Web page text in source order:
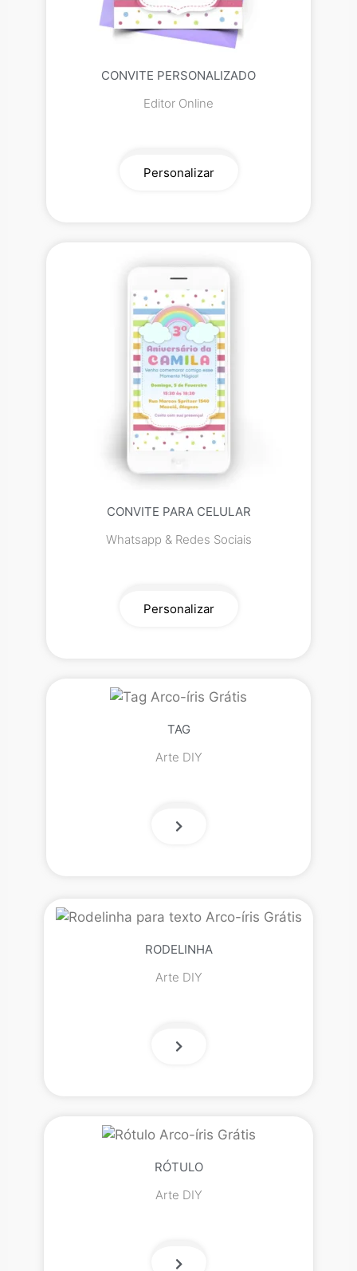
CONVITE PERSONALIZADO
Editor Online
Personalizar
CONVITE PARA CELULAR
Whatsapp & Redes Sociais
Personalizar
TAG
Arte DIY
RODELINHA
Arte DIY
RÓTULO
Arte DIY